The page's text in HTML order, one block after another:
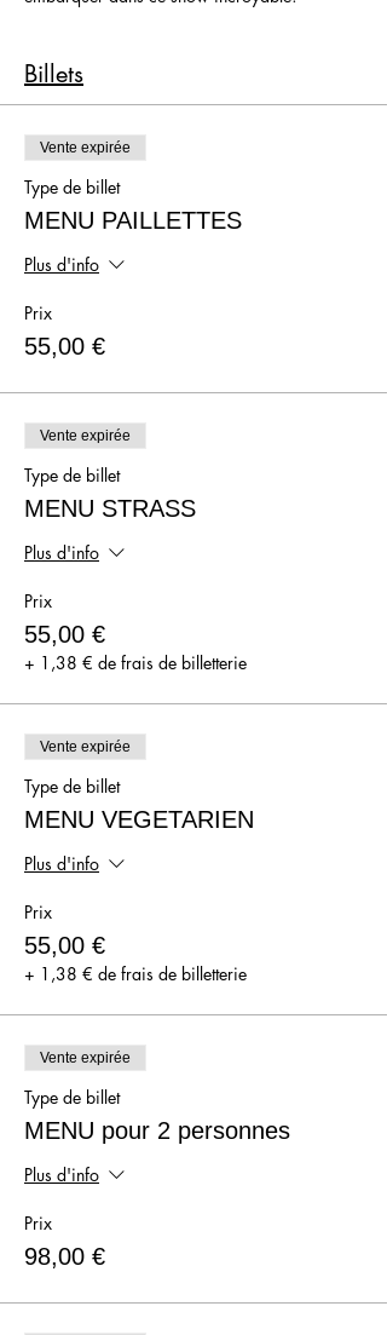
bien l'intention de vous faire passer du Coq à
l'Âme et vont faire de votre soirée un souvenir
inoubliable!
Billets
Vente expirée
Type de billet
MENU PAILLETTES
Plus d'info
Prix
55,00 €
Vente expirée
Type de billet
MENU STRASS
Plus d'info
Prix
55,00 €
+ 1,38 € de frais de billetterie
Vente expirée
Type de billet
MENU VEGETARIEN
Plus d'info
Prix
55,00 €
+ 1,38 € de frais de billetterie
Vente expirée
Type de billet
MENU pour 2 personnes
Plus d'info
Prix
98,00 €